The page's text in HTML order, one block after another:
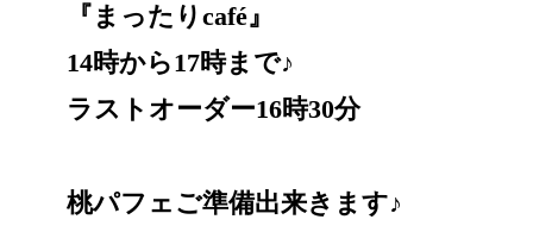
『まったりcafé』
14時から17時まで♪
ラストオーダー16時30分
桃パフェご準備出来きます♪